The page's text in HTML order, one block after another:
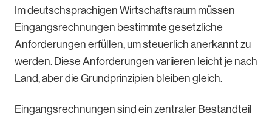
Im deutschsprachigen Wirtschaftsraum müssen
Eingangsrechnungen bestimmte gesetzliche
Anforderungen erfüllen, um steuerlich anerkannt zu
werden. Diese Anforderungen variieren leicht je nach
Land, aber die Grundprinzipien bleiben gleich.
Eingangsrechnungen sind ein zentraler Bestandteil